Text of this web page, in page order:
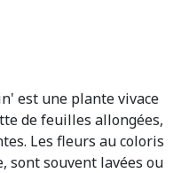
est une plante vivace
de feuilles allongées,
Les fleurs au coloris
sont souvent lavées ou